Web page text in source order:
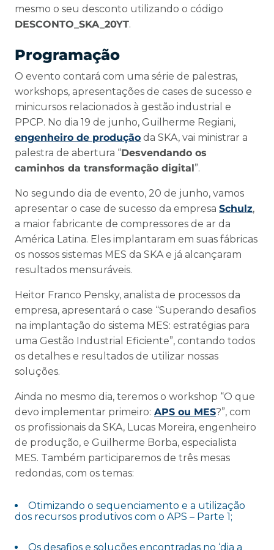
mesmo o seu desconto utilizando o código
DESCONTO_SKA_20YT.
Programação
O evento contará com uma série de palestras,
workshops, apresentações de cases de sucesso e
minicursos relacionados à gestão industrial e
PPCP. No dia 19 de junho, Guilherme Regiani,
engenheiro de produção da SKA, vai ministrar a
palestra de abertura “Desvendando os
caminhos da transformação digital”.
No segundo dia de evento, 20 de junho, vamos
apresentar o case de sucesso da empresa Schulz,
a maior fabricante de compressores de ar da
América Latina. Eles implantaram em suas fábricas
os nossos sistemas MES da SKA e já alcançaram
resultados mensuráveis.
Heitor Franco Pensky, analista de processos da
empresa, apresentará o case “Superando desafios
na implantação do sistema MES: estratégias para
uma Gestão Industrial Eficiente”, contando todos
os detalhes e resultados de utilizar nossas
soluções.
Ainda no mesmo dia, teremos o workshop “O que
devo implementar primeiro: APS ou MES?”, com
os profissionais da SKA, Lucas Moreira, engenheiro
de produção, e Guilherme Borba, especialista
MES. Também participaremos de três mesas
redondas, com os temas:
Otimizando o sequenciamento e a utilização
dos recursos produtivos com o APS – Parte 1;
Os desafios e soluções encontradas no ‘dia a